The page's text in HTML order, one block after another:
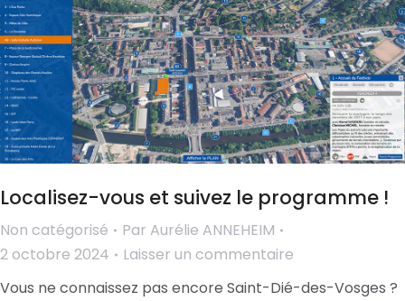
Localisez-vous et suivez le programme !
Non catégorisé Par Aurélie ANNEHEIM
2 octobre 2024
Laisser un commentaire
Vous ne connaissez pas encore Saint-Dié-des-Vosges ?